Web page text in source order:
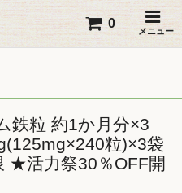
メニュー
0
鉄粒 約1か月分×3
粒)×3袋
★活力祭30％OFF開